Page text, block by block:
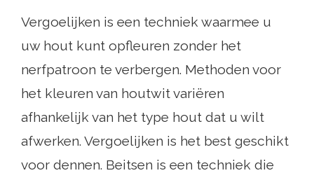
Vergoelijken is een techniek waarmee u
uw hout kunt opfleuren zonder het
nerfpatroon te verbergen. Methoden voor
het kleuren van houtwit variëren
afhankelijk van het type hout dat u wilt
afwerken. Vergoelijken is het best geschikt
voor dennen. Beitsen is een techniek die